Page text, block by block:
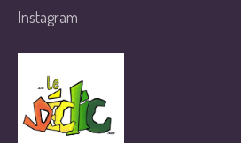
Instagram